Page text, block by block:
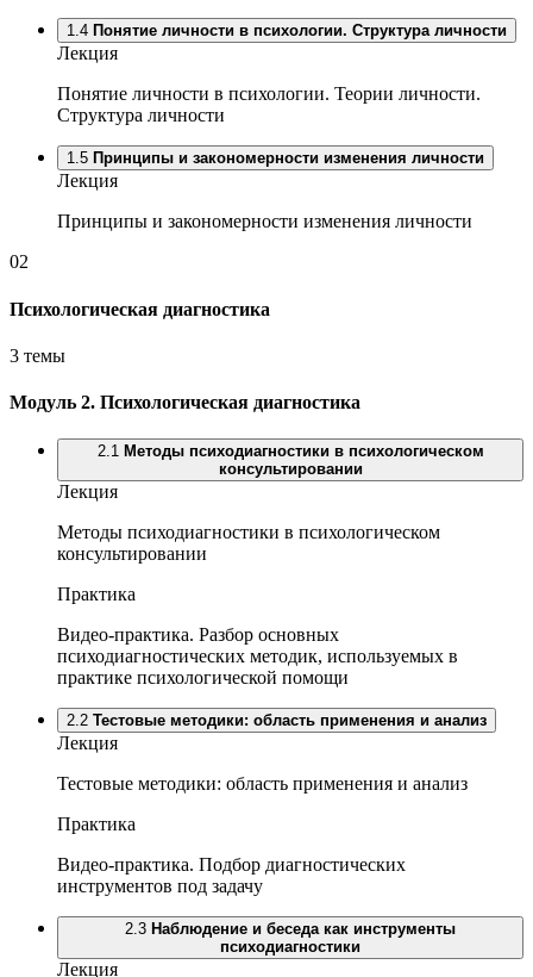
1.4 Понятие личности в психологии. Структура личности
Лекция
Понятие личности в психологии. Теории личности.
Структура личности
1.5 Принципы и закономерности изменения личности
Лекция
Принципы и закономерности изменения личности
02
Психологическая диагностика
3 темы
Модуль 2. Психологическая диагностика
2.1 Методы психодиагностики в психологическом
консультировании
Лекция
Методы психодиагностики в психологическом
консультировании
Практика
Видео-практика. Разбор основных
психодиагностических методик, используемых в
практике психологической помощи
2.2 Тестовые методики: область применения и анализ
Лекция
Тестовые методики: область применения и анализ
Практика
Видео-практика. Подбор диагностических
инструментов под задачу
2.3 Наблюдение и беседа как инструменты
психодиагностики
Лекция